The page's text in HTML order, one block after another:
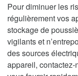
Pour diminuer les
régulièrement vos
stockage de
vigilants et
des sources
appareil,